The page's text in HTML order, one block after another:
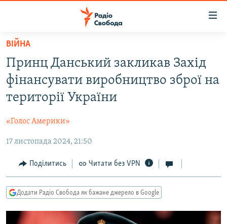
Перейти
основного
матеріалу
Перейти
до
основної
Перейти
пошуку
ВСЕ ЗА ДОБУ
СТАТТІ
ЕКОНОМІКА
СУСПІЛЬСТВО
КУЛЬТУРА
УКРАЇНА
СВІТ
РОСІЙСЬКА «ФІЛЬТРАЦІЯ»
ДОНБАС.РЕАЛІЇ
КРИМ.РЕАЛІЇ
СХЕМИ
КИТАЙ.ВИКЛИКИ
ВІЙНА
Принц Данський закликав Захід
фінансувати виробництво зброї на
території України
«Голос Америки»
17 листопада 2024, 21:50
Поділитись Читати без VPN
Додати Радіо Свобода як бажане джерело в Google